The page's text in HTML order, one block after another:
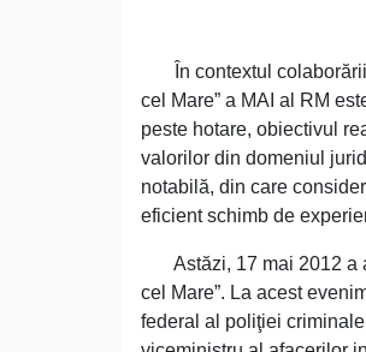
În contextul colaborării
cel Mare” a MAI al RM
peste hotare, obiectivul
valorilor din domeniul
notabilă, din care
eficient schimb de
Astăzi, 17 mai 2012 a
cel Mare”. La acest
federal al poliţiei